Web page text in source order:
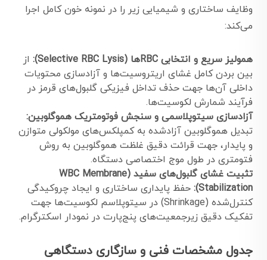
وظایف ساختاری و شیمیایی زیر را در نمونه خون کامل اجرا
می‌کند:
همولیز سریع و انتخابی RBCها (Selective RBC Lysis):
از
بین بردن کامل غشای اریتروسیت‌ها و آزادسازی محتویات
داخلی آن‌ها جهت حذف تداخل فیزیکی گلبول‌های قرمز در
فرآیند شمارش لکوسیت‌ها.
آزادسازی سیتوپلاسمی و سنجش فوتومتریک هموگلوبین:
تبدیل هموگلوبین آزادشده به کمپلکس‌های مولکولی متوازن
و پایدار، جهت قرائت دقیق غلظت هموگلوبین به روش
فتومتری در طول موج اختصاصی دستگاه.
تثبیت غشای گلبول‌های سفید (WBC Membrane
Stabilization): حفظ پایداری ساختاری و ایجاد چروکیدگی
کنترل‌شده (Shrinkage) در سیتوپلاسم لکوسیت‌ها جهت
تفکیک دقیق زیرجمعیت‌های پنج‌پارت در نمودار اسکترگرام.
جدول مشخصات فنی و سازگاری دستگاهی